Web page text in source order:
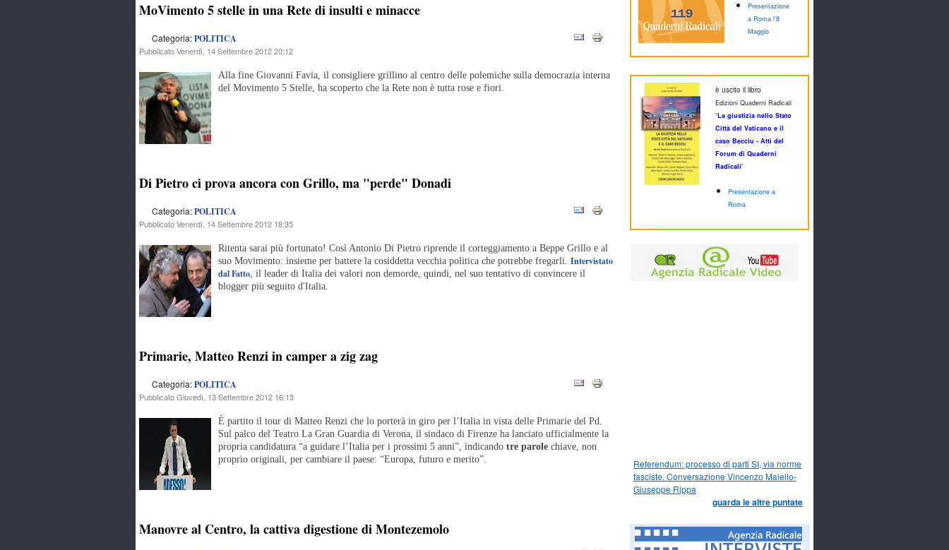
MoVimento 5 stelle in una Rete di insulti e minacce
Categoria:POLITICA
Pubblicato Venerdì, 14 Settembre 2012 20:12
Alla fine Giovanni Favia, il consigliere grillino al centro delle polemiche sulla democrazia interna
del Movimento 5 Stelle, ha scoperto che la Rete non è tutta rose e fiori.
Di Pietro ci prova ancora con Grillo, ma "perde" Donadi
Categoria:POLITICA
Pubblicato Venerdì, 14 Settembre 2012 18:35
Ritenta sarai più fortunato! Così Antonio Di Pietro riprende il corteggiamento a Beppe Grillo e al
suo Movimento: insieme per battere la cosiddetta vecchia politica che potrebbe fregarli. Intervistato
dal Fatto, il leader di Italia dei valori non demorde, quindi, nel suo tentativo di convincere il
blogger più seguito d'Italia.
Primarie, Matteo Renzi in camper a zig zag
Categoria:POLITICA
Pubblicato Giovedì, 13 Settembre 2012 16:13
È partito il tour di Matteo Renzi che lo porterà in giro per l’Italia in vista delle Primarie del Pd.
Sul palco del Teatro La Gran Guardia di Verona, il sindaco di Firenze ha lanciato ufficialmente la
propria candidatura “a guidare l’Italia per i prossimi 5 anni”, indicando tre parole chiave, non
proprio originali, per cambiare il paese: “Europa, futuro e merito”.
Manovre al Centro, la cattiva digestione di Montezemolo
Presentazione
a Roma l'8
Maggio
è uscito il libro
Edizioni Quaderni Radicali
‘La giustizia nello Stato
Città del Vaticano e il
caso Becciu - Atti del
Forum di Quaderni
Radicali’
Presentazione a
Roma
Referendum: processo di parti SI, via norme
fasciste. Conversazione Vincenzo Maiello-
Giuseppe Rippa
guarda le altre puntate